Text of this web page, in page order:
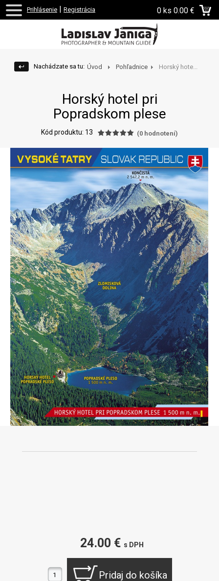
Prihlásenie | Registrácia 0 ks 0.00 €
Nachádzate sa tu: Úvod Pohľadnice Horský hote...
Horský hotel pri
Popradskom plese
Kód produktu: 13 (0 hodnotení)
24.00 € s DPH